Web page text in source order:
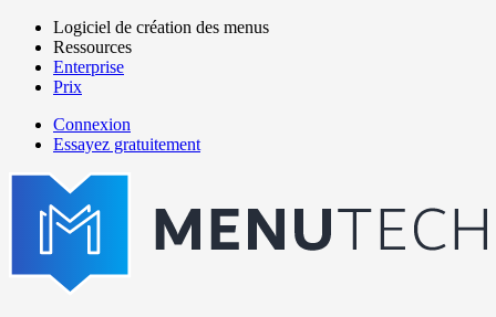
Aller
contenu
principal
Main
navigation
Logiciel de création des menus
Ressources
Enterprise
Prix
menutech
navigation
Connexion
Essayez gratuitement